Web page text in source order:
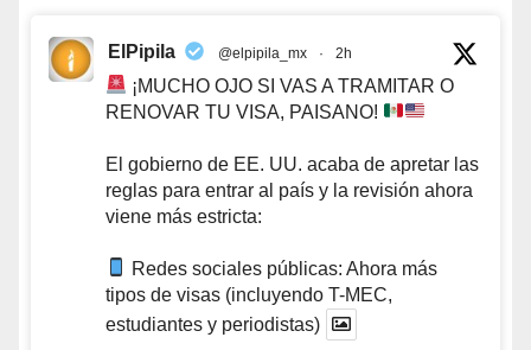
ElPipila @elpipila_mx · 2h
¡MUCHO OJO SI VAS A TRAMITAR O
RENOVAR TU VISA, PAISANO!
El gobierno de EE. UU. acaba de apretar las
reglas para entrar al país y la revisión ahora
viene más estricta:
Redes sociales públicas: Ahora más
tipos de visas (incluyendo T-MEC,
estudiantes y periodistas)